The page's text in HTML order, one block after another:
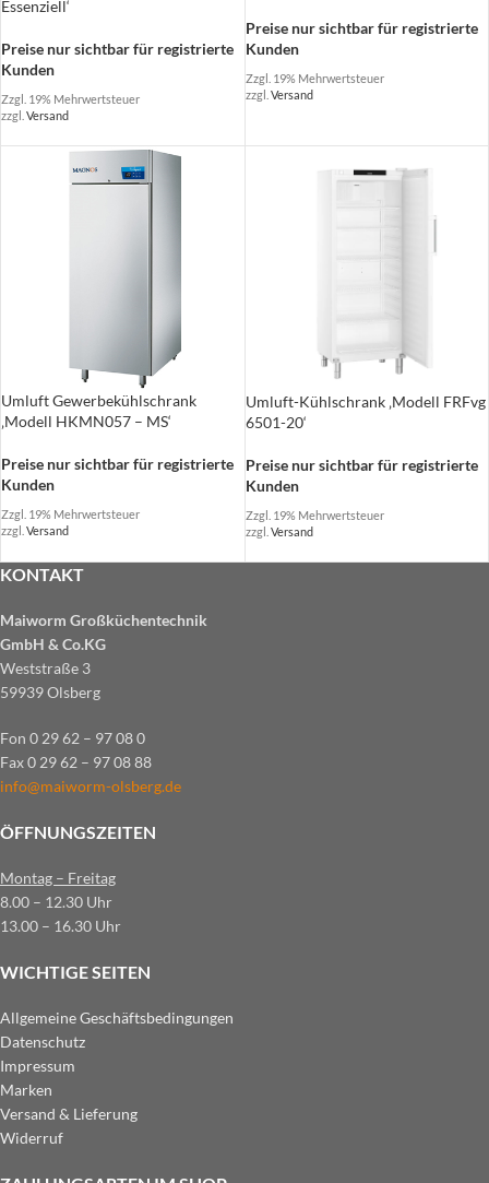
Essenziell‘
Preise nur sichtbar für registrierte
Kunden
Zzgl. 19% Mehrwertsteuer
zzgl. Versand
Preise nur sichtbar für registrierte
Kunden
Zzgl. 19% Mehrwertsteuer
zzgl. Versand
Umluft Gewerbekühlschrank
‚Modell HKMN057 – MS‘
Preise nur sichtbar für registrierte
Kunden
Zzgl. 19% Mehrwertsteuer
zzgl. Versand
Umluft-Kühlschrank ‚Modell FRFvg
6501-20‘
Preise nur sichtbar für registrierte
Kunden
Zzgl. 19% Mehrwertsteuer
zzgl. Versand
KONTAKT
Maiworm Großküchentechnik
GmbH & Co.KG
Weststraße 3
59939 Olsberg
Fon 0 29 62 – 97 08 0
Fax 0 29 62 – 97 08 88
info@maiworm-olsberg.de
ÖFFNUNGSZEITEN
Montag – Freitag
8.00 – 12.30 Uhr
13.00 – 16.30 Uhr
WICHTIGE SEITEN
Allgemeine Geschäftsbedingungen
Datenschutz
Impressum
Marken
Versand & Lieferung
Widerruf